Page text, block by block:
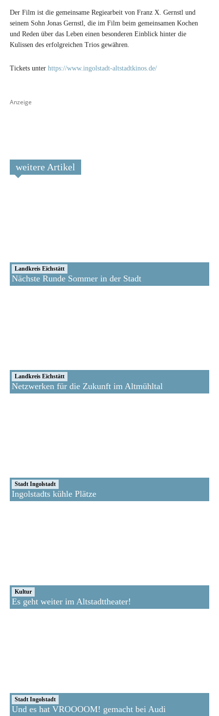
weitere Artikel
Landkreis Eichstätt
Nächste Runde Sommer in der Stadt
Landkreis Eichstätt
Netzwerken für die Zukunft im Altmühltal
Stadt Ingolstadt
Ingolstadts kühle Plätze
Kultur
Es geht weiter im Altstadttheater!
Stadt Ingolstadt
Und es hat VROOOOM! gemacht bei Audi
Der Film ist die gemeinsame Regiearbeit von Franz X. Gernstl und
seinem Sohn Jonas Gernstl, die im Film beim gemeinsamen Kochen
und Reden über das Leben einen besonderen Einblick hinter die
Kulissen des erfolgreichen Trios gewähren.
Tickets unter https://www.ingolstadt-altstadtkinos.de/
Anzeige